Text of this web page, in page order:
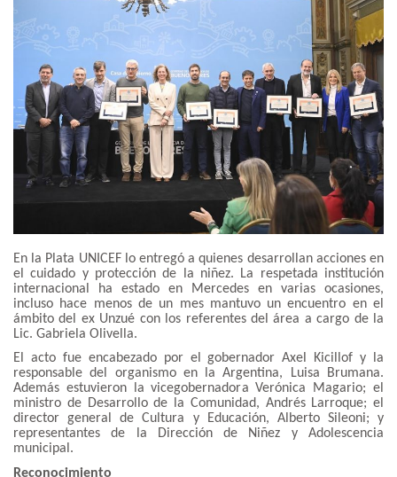
En la Plata UNICEF lo entregó a quienes desarrollan acciones en
el cuidado y protección de la niñez. La respetada institución
internacional ha estado en Mercedes en varias ocasiones,
incluso hace menos de un mes mantuvo un encuentro en el
ámbito del ex Unzué con los referentes del área a cargo de la
Lic. Gabriela Olivella.
El acto fue encabezado por el gobernador Axel Kicillof y la
responsable del organismo en la Argentina, Luisa Brumana.
Además estuvieron la vicegobernadora Verónica Magario; el
ministro de Desarrollo de la Comunidad, Andrés Larroque; el
director general de Cultura y Educación, Alberto Sileoni; y
representantes de la Dirección de Niñez y Adolescencia
municipal.
Reconocimiento